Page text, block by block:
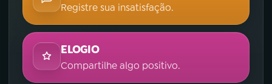
Registre sua insatisfação.
ELOGIO
Compartilhe algo positivo.